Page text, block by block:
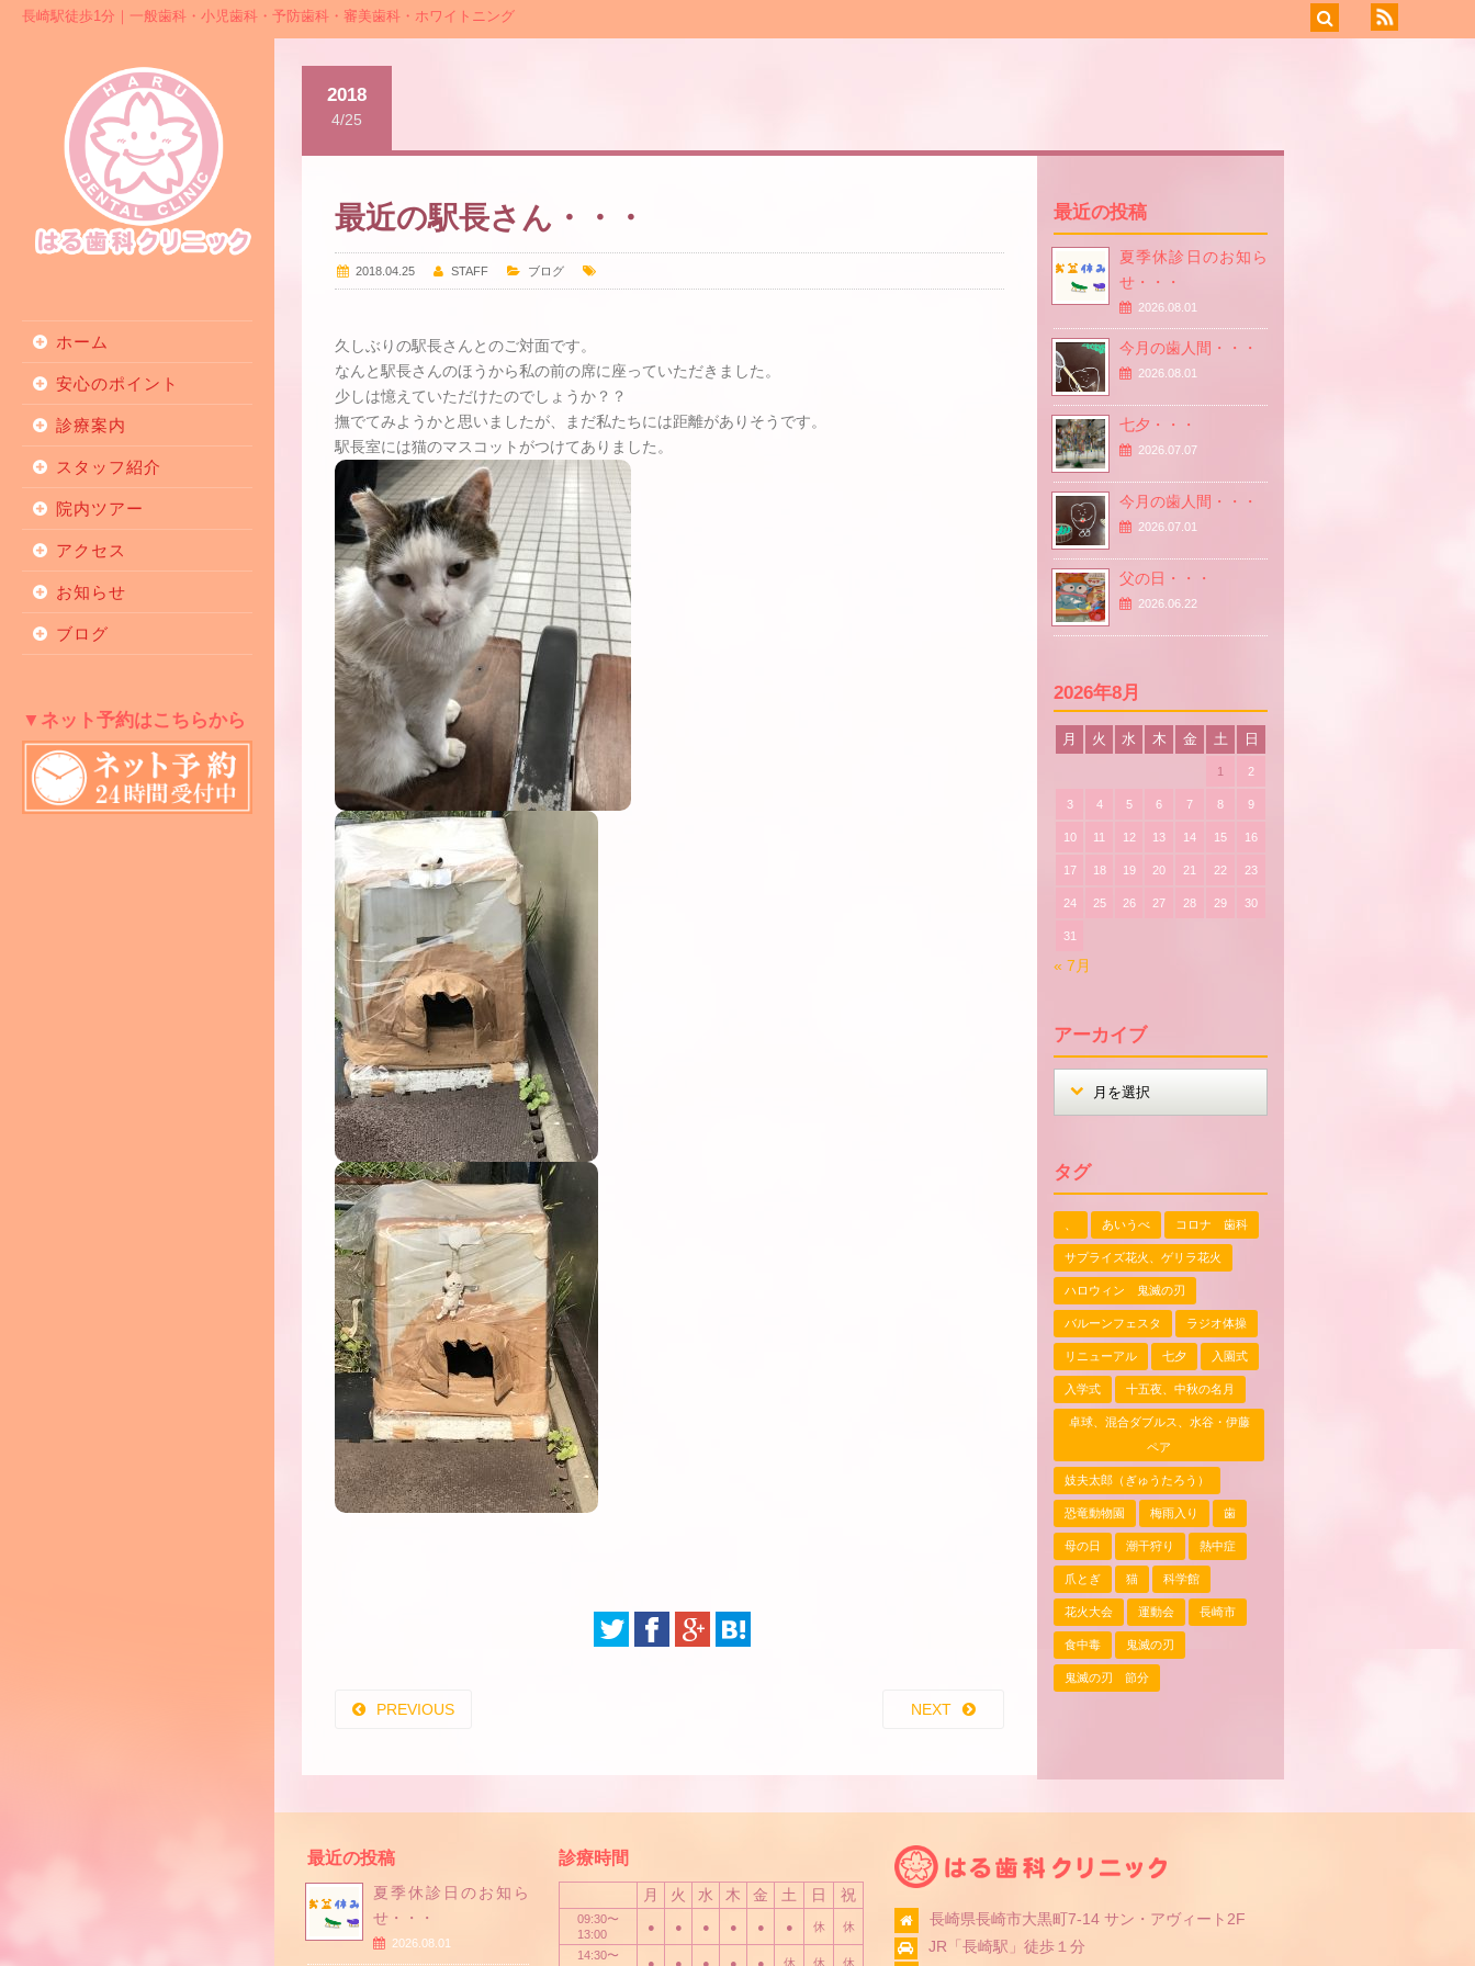
長崎駅徒歩1分｜一般歯科・小児歯科・予防歯科・審美歯科・ホワイトニング
ホーム
安心のポイント
診療案内
スタッフ紹介
院内ツアー
アクセス
お知らせ
ブログ
▼ネット予約はこちらから
2018
4/25
最近の駅長さん・・・
2018.04.25 STAFF ブログ
久しぶりの駅長さんとのご対面です。
なんと駅長さんのほうから私の前の席に座っていただきました。
少しは憶えていただけたのでしょうか？？
撫でてみようかと思いましたが、まだ私たちには距離がありそうです。
駅長室には猫のマスコットがつけてありました。
PREVIOUS NEXT
最近の投稿
夏季休診日のお知ら
せ・・・
2026.08.01
今月の歯人間・・・
2026.08.01
七夕・・・
2026.07.07
今月の歯人間・・・
2026.07.01
父の日・・・
2026.06.22
2026年8月
月 火 水 木 金 土 日
1 2
3 4 5 6 7 8 9
10 11 12 13 14 15 16
17 18 19 20 21 22 23
24 25 26 27 28 29 30
31
« 7月
アーカイブ
タグ
あいうべ コロナ 歯科
サプライズ花火、ゲリラ花火
ハロウィン 鬼滅の刃
バルーンフェスタ ラジオ体操
リニューアル 七夕 入園式
入学式 十五夜、中秋の名月
卓球、混合ダブルス、水谷・伊藤
ペア
妓夫太郎（ぎゅうたろう）
恐竜動物園 梅雨入り 歯
母の日 潮干狩り 熱中症
爪とぎ 猫 科学館
花火大会 運動会 長崎市
食中毒 鬼滅の刃
鬼滅の刃 節分
最近の投稿
夏季休診日のお知ら
せ・・・
2026.08.01
診療時間
月 火 水 木 金 土 日 祝
09:30〜
13:00
● ● ● ● ● ● 休 休
14:30〜
● ● ● ● ● 休 休 休
長崎県長崎市大黒町7-14 サン・アヴィート2F
JR「長崎駅」徒歩１分